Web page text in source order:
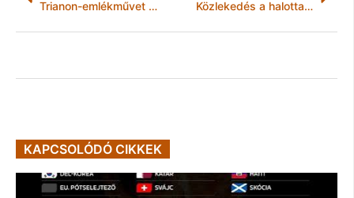
Trianon-emlékművet avatnak a Jobbik javaslatára Közlekedés a halottak napi hosszú hétvégén
KAPCSOLÓDÓ CIKKEK